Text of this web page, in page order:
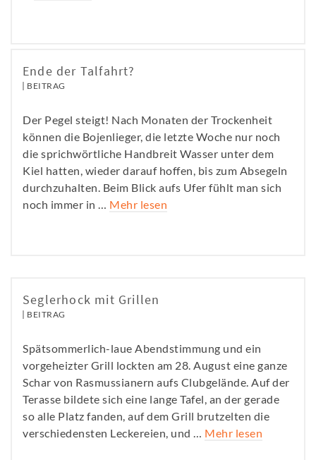
Ende der Talfahrt?
BEITRAG
Der Pegel steigt! Nach Monaten der Trockenheit
können die Bojenlieger, die letzte Woche nur noch
die sprichwörtliche Handbreit Wasser unter dem
Kiel hatten, wieder darauf hoffen, bis zum Absegeln
durchzuhalten. Beim Blick aufs Ufer fühlt man sich
noch immer in … Mehr lesen
Seglerhock mit Grillen
BEITRAG
Spätsommerlich-laue Abendstimmung und ein
vorgeheizter Grill lockten am 28. August eine ganze
Schar von Rasmussianern aufs Clubgelände. Auf der
Terasse bildete sich eine lange Tafel, an der gerade
so alle Platz fanden, auf dem Grill brutzelten die
verschiedensten Leckereien, und … Mehr lesen